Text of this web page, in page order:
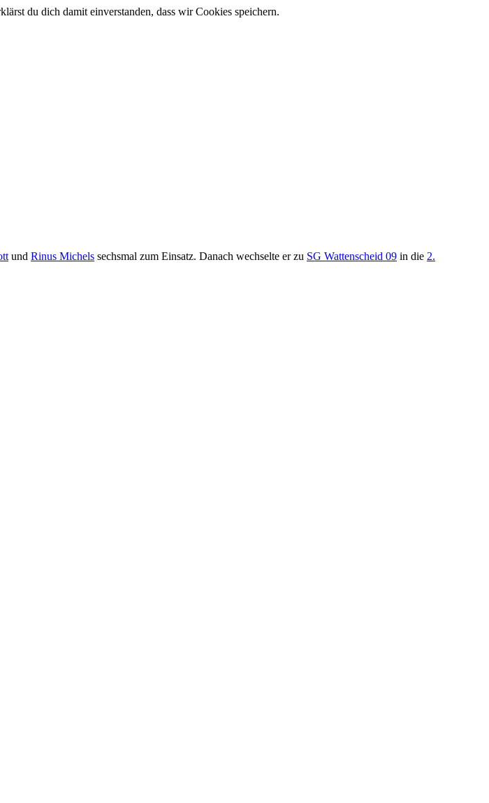
du dich damit einverstanden, dass wir Cookies speichern.
und Rinus Michels sechsmal zum Einsatz. Danach wechselte er zu SG Wattenscheid 09 in die 2.